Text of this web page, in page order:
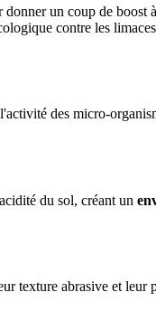
donner un coup de boost
contre les
des micro-
du sol, créant un
texture abrasive et leur